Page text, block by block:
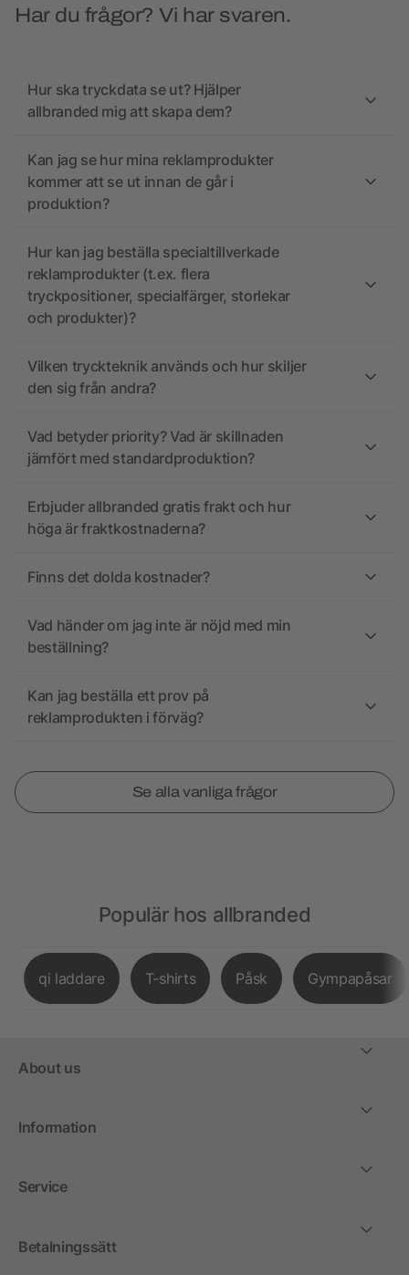
Har du frågor? Vi har svaren.
Hur ska tryckdata se ut? Hjälper
allbranded mig att skapa dem?
Kan jag se hur mina reklamprodukter
kommer att se ut innan de går i
produktion?
Hur kan jag beställa specialtillverkade
reklamprodukter (t.ex. flera
tryckpositioner, specialfärger, storlekar
och produkter)?
Vilken tryckteknik används och hur skiljer
den sig från andra?
Vad betyder priority? Vad är skillnaden
jämfört med standardproduktion?
Erbjuder allbranded gratis frakt och hur
höga är fraktkostnaderna?
Finns det dolda kostnader?
Vad händer om jag inte är nöjd med min
beställning?
Kan jag beställa ett prov på
reklamprodukten i förväg?
Se alla vanliga frågor
Populär hos allbranded
qi laddare T-shirts Påsk Gympapåsar
About us
Information
Service
Betalningssätt